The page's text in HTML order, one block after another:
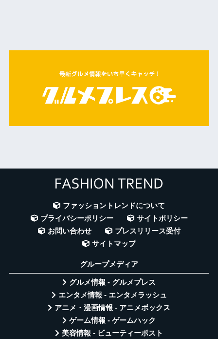
ファッショントレンドについて
プライバシーポリシー
サイトポリシー
お問い合わせ
プレスリリース受付
サイトマップ
グループメディア
グルメ情報 - グルメプレス
エンタメ情報 - エンタメラッシュ
アニメ・漫画情報 - アニメボックス
ゲーム情報 - ゲームハック
美容情報 - ビューティーポスト